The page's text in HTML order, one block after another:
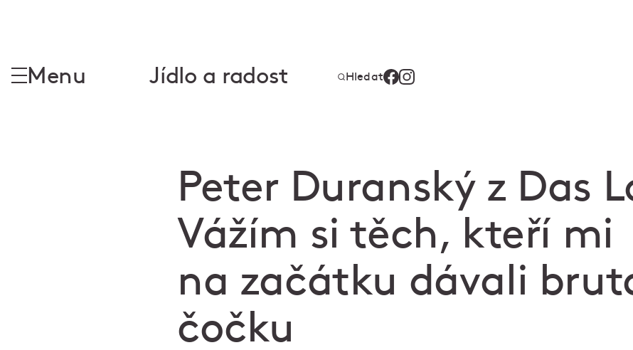
Menu Jídlo a radost Hledat
Peter Duranský z Das
Vážím si těch, kteří mi
na začátku dávali
čočku